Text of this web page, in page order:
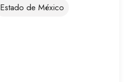
Estado de México